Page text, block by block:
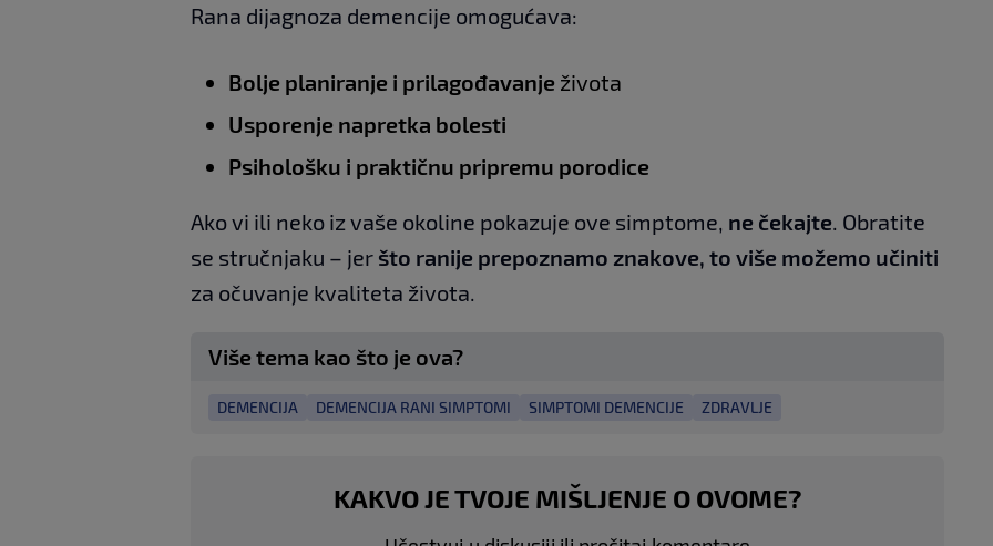
Rana dijagnoza demencije omogućava:
Bolje planiranje i prilagođavanje života
Usporenje napretka bolesti
Psihološku i praktičnu pripremu porodice
Ako vi ili neko iz vaše okoline pokazuje ove simptome, ne čekajte. Obratite
se stručnjaku – jer što ranije prepoznamo znakove, to više možemo učiniti
za očuvanje kvaliteta života.
Više tema kao što je ova?
DEMENCIJA DEMENCIJA RANI SIMPTOMI SIMPTOMI DEMENCIJE ZDRAVLJE
KAKVO JE TVOJE MIŠLJENJE O OVOME?